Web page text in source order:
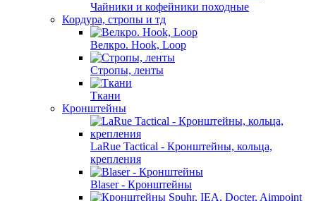
Чайники и кофейники походные
Кордура, стропы и тд
Велкро. Hook, Loop
Стропы, ленты
Ткани
Кронштейны
LaRue Tactical - Кронштейны, кольца,
крепления
Blaser - Кронштейны